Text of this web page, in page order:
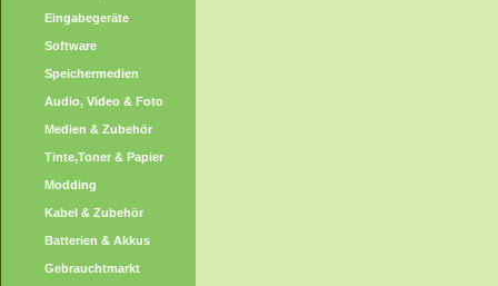
Eingabegeräte
Software
Speichermedien
Audio, Video & Foto
Medien & Zubehör
Tinte,Toner & Papier
Modding
Kabel & Zubehör
Batterien & Akkus
Gebrauchtmarkt